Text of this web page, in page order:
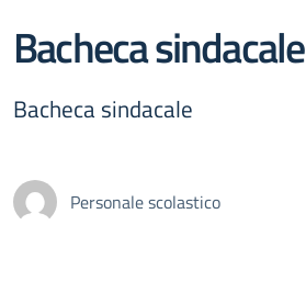
Bacheca sindacale
Bacheca sindacale
Personale scolastico